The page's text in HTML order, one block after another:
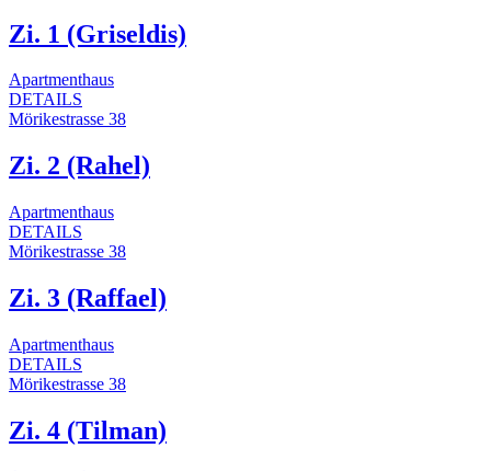
Zi. 1 (Griseldis)
Apartmenthaus
DETAILS
Mörikestrasse 38
Zi. 2 (Rahel)
Apartmenthaus
DETAILS
Mörikestrasse 38
Zi. 3 (Raffael)
Apartmenthaus
DETAILS
Mörikestrasse 38
Zi. 4 (Tilman)